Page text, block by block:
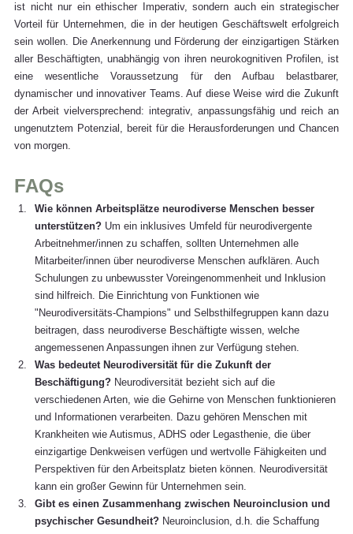
ist nicht nur ein ethischer Imperativ, sondern auch ein strategischer
Vorteil für Unternehmen, die in der heutigen Geschäftswelt erfolgreich
sein wollen. Die Anerkennung und Förderung der einzigartigen Stärken
aller Beschäftigten, unabhängig von ihren neurokognitiven Profilen, ist
eine wesentliche Voraussetzung für den Aufbau belastbarer,
dynamischer und innovativer Teams. Auf diese Weise wird die Zukunft
der Arbeit vielversprechend: integrativ, anpassungsfähig und reich an
ungenutztem Potenzial, bereit für die Herausforderungen und Chancen
von morgen.
FAQs
Wie können Arbeitsplätze neurodiverse Menschen besser
unterstützen? Um ein inklusives Umfeld für neurodivergente
Arbeitnehmer/innen zu schaffen, sollten Unternehmen alle
Mitarbeiter/innen über neurodiverse Menschen aufklären. Auch
Schulungen zu unbewusster Voreingenommenheit und Inklusion
sind hilfreich. Die Einrichtung von Funktionen wie
"Neurodiversitäts-Champions" und Selbsthilfegruppen kann dazu
beitragen, dass neurodiverse Beschäftigte wissen, welche
angemessenen Anpassungen ihnen zur Verfügung stehen.
Was bedeutet Neurodiversität für die Zukunft der
Beschäftigung? Neurodiversität bezieht sich auf die
verschiedenen Arten, wie die Gehirne von Menschen funktionieren
und Informationen verarbeiten. Dazu gehören Menschen mit
Krankheiten wie Autismus, ADHS oder Legasthenie, die über
einzigartige Denkweisen verfügen und wertvolle Fähigkeiten und
Perspektiven für den Arbeitsplatz bieten können. Neurodiversität
kann ein großer Gewinn für Unternehmen sein.
Gibt es einen Zusammenhang zwischen Neuroinclusion und
psychischer Gesundheit? Neuroinclusion, d.h. die Schaffung